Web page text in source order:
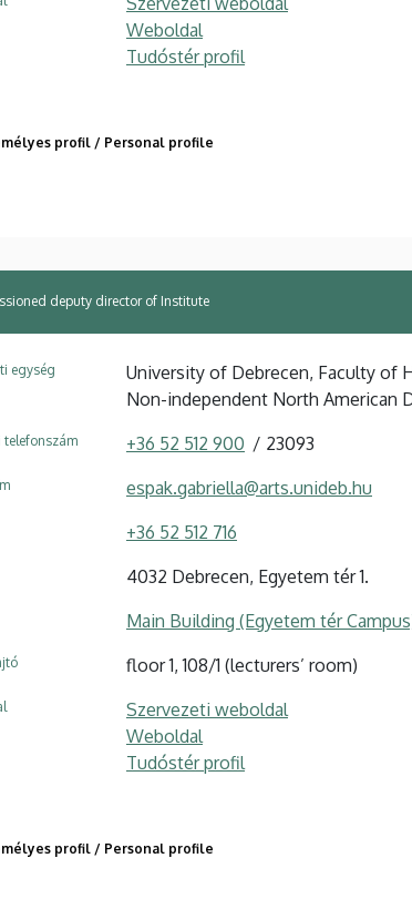
Weboldal
Tudóstér profil
profil / Personal profile
deputy director of Institute
egység
University of Debrecen, Faculty of
Non-independent North American
telefonszám +36 52 512 900 23093
espak.gabriella@arts.unideb.hu
+36 52 512 716
4032 Debrecen, Egyetem tér 1.
Main Building (Egyetem tér
floor 1, 108/1 (lecturers’ room)
Szervezeti weboldal
Weboldal
Tudóstér profil
profil / Personal profile